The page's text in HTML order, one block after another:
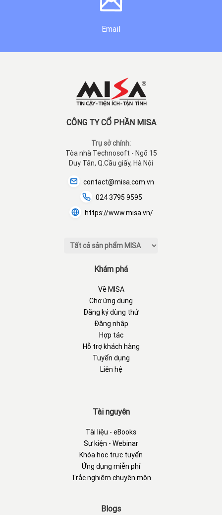
Email
CÔNG TY CỔ PHẦN MISA
Trụ sở chính:
Tòa nhà Technosoft - Ngõ 15
Duy Tân, Q.Cầu giấy, Hà Nội
contact@misa.com.vn
024 3795 9595
https://www.misa.vn/
Khám phá
Về MISA
Chợ ứng dụng
Đăng ký dùng thử
Đăng nhập
Hợp tác
Hỗ trợ khách hàng
Tuyển dụng
Liên hệ
Tài nguyên
Tài liệu - eBooks
Sự kiện - Webinar
Khóa học trực tuyến
Ứng dụng miễn phí
Trắc nghiệm chuyên môn
Blogs